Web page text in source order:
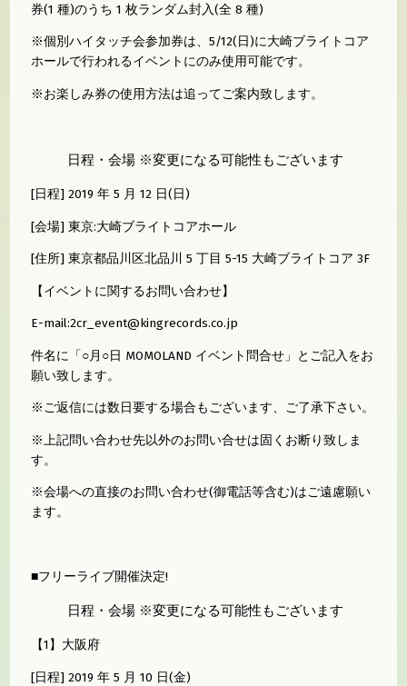
券(1 種)のうち 1 枚ランダム封入(全 8 種)
※個別ハイタッチ会参加券は、5/12(日)に大崎ブライトコア
ホールで行われるイベントにのみ使用可能です。
※お楽しみ券の使用方法は追ってご案内致します。
日程・会場 ※変更になる可能性もございます
[日程] 2019 年 5 月 12 日(日)
[会場] 東京:大崎ブライトコアホール
[住所] 東京都品川区北品川 5 丁目 5-15 大崎ブライトコア 3F
【イベントに関するお問い合わせ】
E-mail:2cr_event@kingrecords.co.jp
件名に「○月○日 MOMOLAND イベント問合せ」とご記入をお
願い致します。
※ご返信には数日要する場合もございます、ご了承下さい。
※上記問い合わせ先以外のお問い合せは固くお断り致しま
す。
※会場への直接のお問い合わせ(御電話等含む)はご遠慮願い
ます。
■フリーライブ開催決定!
日程・会場 ※変更になる可能性もございます
【1】大阪府
[日程] 2019 年 5 月 10 日(金)